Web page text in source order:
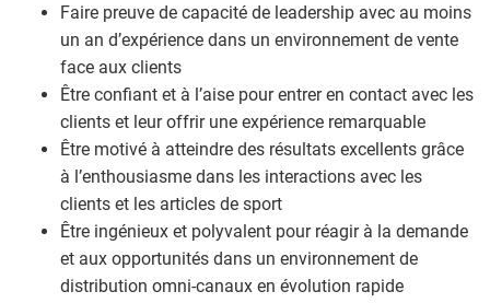
Faire preuve de capacité de leadership avec au moins
un an d’expérience dans un environnement de vente
face aux clients
Être confiant et à l’aise pour entrer en contact avec les
clients et leur offrir une expérience remarquable
Être motivé à atteindre des résultats excellents grâce
à l’enthousiasme dans les interactions avec les
clients et les articles de sport
Être ingénieux et polyvalent pour réagir à la demande
et aux opportunités dans un environnement de
distribution omni-canaux en évolution rapide